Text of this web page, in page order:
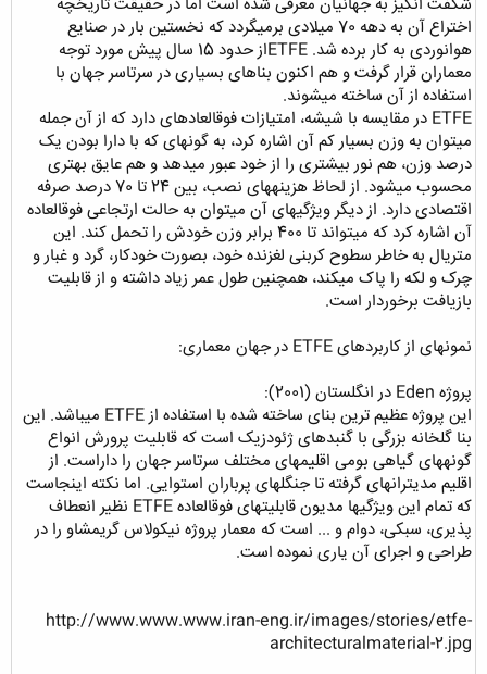
اختراع آن به دهه 70 میلادی برمیگردد که نخستین بار در صنایع
هوانوردی به کار برده شد. ETFEاز حدود 15 سال پیش مورد توجه
معماران قرار گرفت و هم اکنون بناهای بسیاری در سرتاسر جهان با
استفاده از آن ساخته میشوند.
ETFE در مقایسه با شیشه، امتیازات فوقالعادهای دارد که از آن جمله
میتوان به وزن بسیار کم آن اشاره کرد، به گونهای که با دارا بودن یک
درصد وزن، هم نور بیشتری را از خود عبور میدهد و هم عایق بهتری
محسوب میشود. از لحاظ هزینههای نصب، بین 24 تا 70 درصد صرفه
اقتصادی دارد. از دیگر ویژگیهای آن میتوان به حالت ارتجاعی فوقالعاده
آن اشاره کرد که میتواند تا 400 برابر وزن خودش را تحمل کند. این
متریال به خاطر سطوح کربنی لغزنده خود، بصورت خودکار، گرد و غبار و
چرک و لکه را پاک میکند، همچنین طول عمر زیاد داشته و از قابلیت
بازیافت برخوردار است.
نمونهای از کاربردهای ETFE در جهان معماری:
پروژه Eden در انگلستان (2001):
این پروژه عظیم ترین بنای ساخته شده با استفاده از ETFE میباشد. این
بنا گلخانه بزرگی با گنبدهای ژئودزیک است که قابلیت پرورش انواع
گونههای گیاهی بومی اقلیمهای مختلف سرتاسر جهان را داراست. از
اقلیم مدیترانهای گرفته تا جنگلهای پرباران استوایی. اما نکته اینجاست
که تمام این ویژگیها مدیون قابلیتهای فوقالعاده ETFE نظیر انعطاف
پذیری، سبکی، دوام و ... است که معمار پروژه نیکولاس گریمشاو را در
طراحی و اجرای آن یاری نموده است.
http://www.www.www.iran-eng.ir/images/stories/etfe-
architecturalmaterial-2.jpg